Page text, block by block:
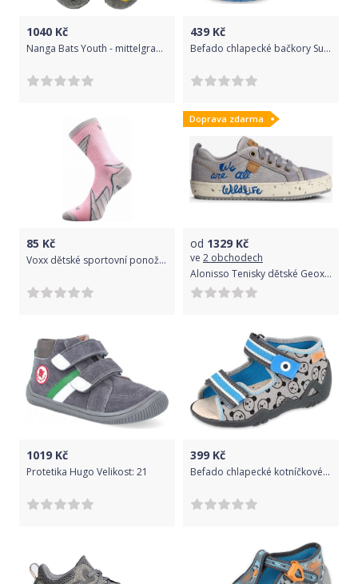
1040 Kč
Nanga Bats Youth - mittelgrau 27
439 Kč
Befado chlapecké bačkory Sunny 065P159/065X159 20 šedá
85 Kč
Voxx dětské sportovní ponožky Joskik světle růžová 30-34 200-220
Doprava zdarma
od 1329 Kč
ve 2 obchodech
Alonisso Tenisky dětské Geox | Šedá | Chlapecké | 35
1019 Kč
Protetika Hugo Velikost: 21
399 Kč
Befado chlapecké kotníčkové bačkory Snake 350P017 18 šedá